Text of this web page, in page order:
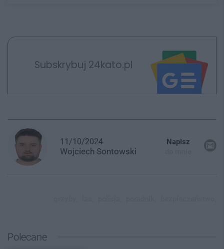
Subskrybuj 24kato.pl
11/10/2024
Wojciech Sontowski
Napisz
Polecane